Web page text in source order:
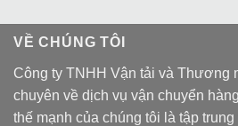
VỀ CHÚNG TÔI
Công ty TNHH Vận tải và Thương
chuyên về dịch vụ vận chuyển
thế mạnh của chúng tôi là tập